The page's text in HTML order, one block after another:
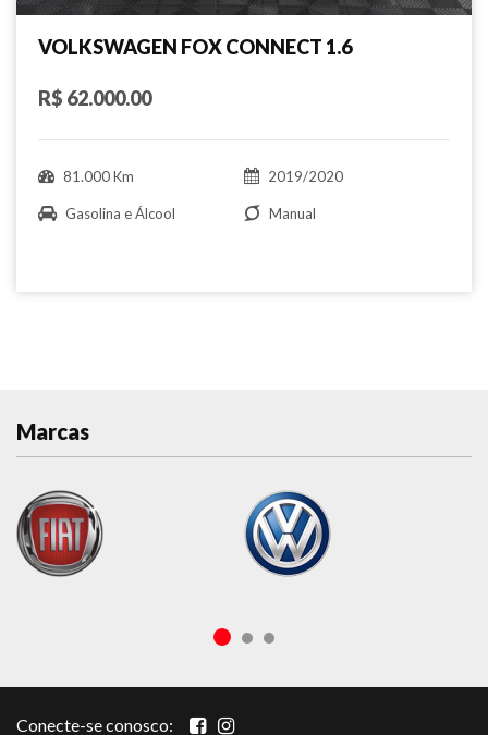
VOLKSWAGEN FOX CONNECT 1.6
R$ 62.000.00
81.000 Km 2019/2020
Gasolina e Álcool Manual
Marcas
Conecte-se conosco: